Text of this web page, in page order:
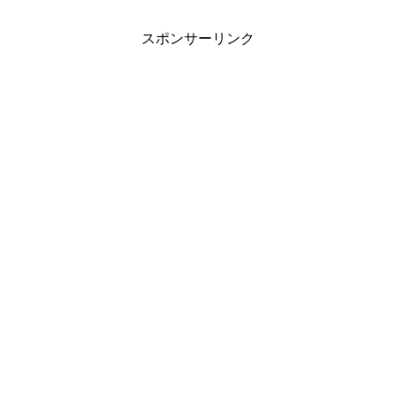
スポンサーリンク